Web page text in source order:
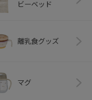
ビーベッド
離乳食グッズ
マグ